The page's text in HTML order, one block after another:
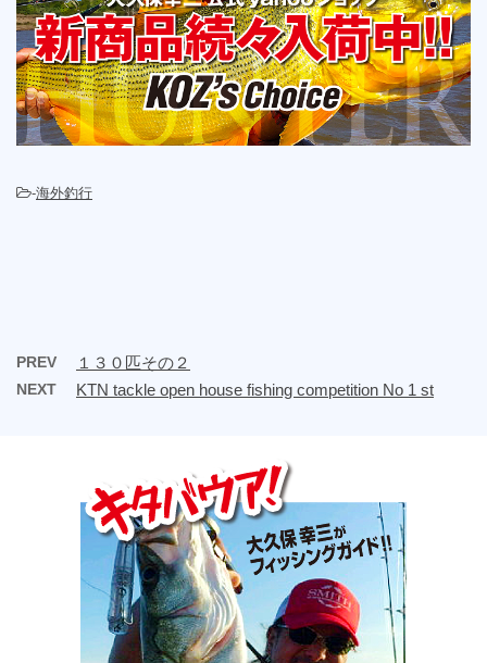
-海外釣行
PREV １３０匹その２
NEXT KTN tackle open house fishing competition No 1 st